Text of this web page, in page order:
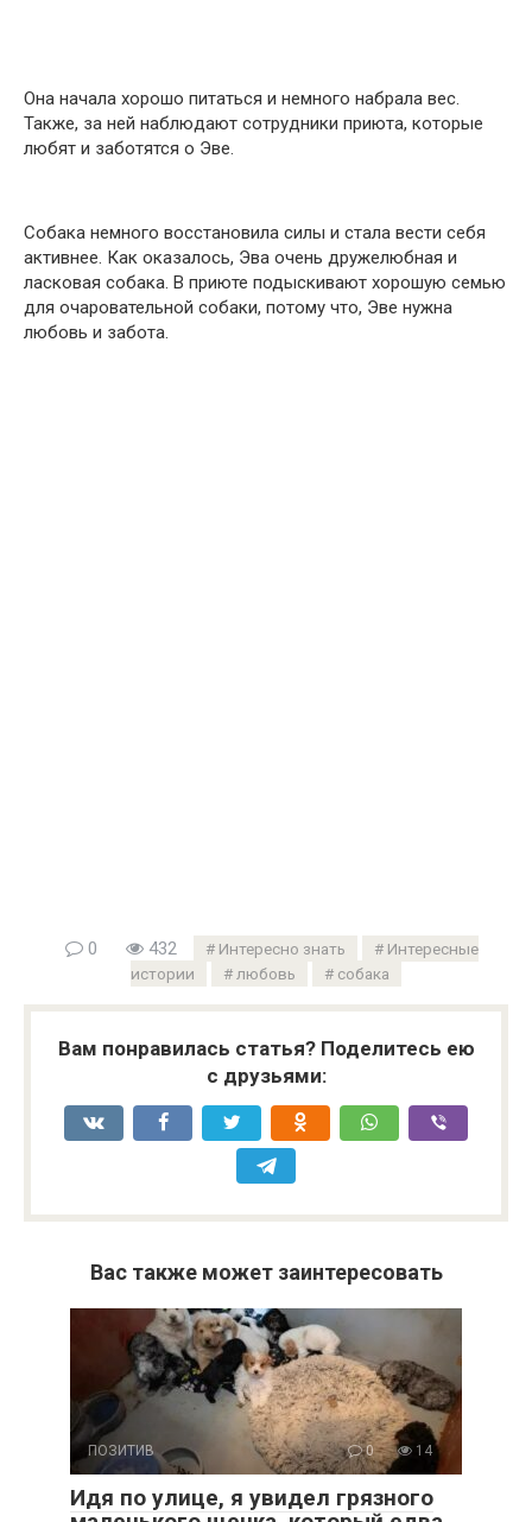
Она начала хорошо питаться и немного набрала вес.
Также, за ней наблюдают сотрудники приюта, которые
любят и заботятся о Эве.
Собака немного восстановила силы и стала вести себя
активнее. Как оказалось, Эва очень дружелюбная и
ласковая собака. В приюте подыскивают хорошую семью
для очаровательной собаки, потому что, Эве нужна
любовь и забота.
0 432 Интересно знать
Интересные
истории
любовь собака
Вам понравилась статья? Поделитесь ею
с друзьями:
Вас также может заинтересовать
ПОЗИТИВ 0 14
Идя по улице, я увидел грязного